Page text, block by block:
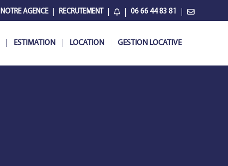
NOTRE AGENCE RECRUTEMENT 06 66 44 83 81
ESTIMATION LOCATION GESTION LOCATIVE